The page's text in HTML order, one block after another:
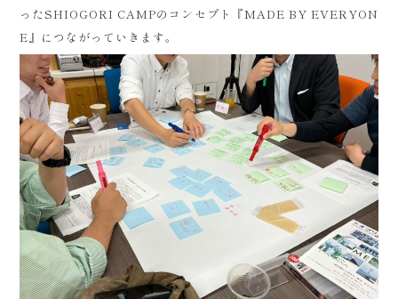
ったSHIOGORI CAMPのコンセプト『MADE BY EVERYON
E』につながっていきます。